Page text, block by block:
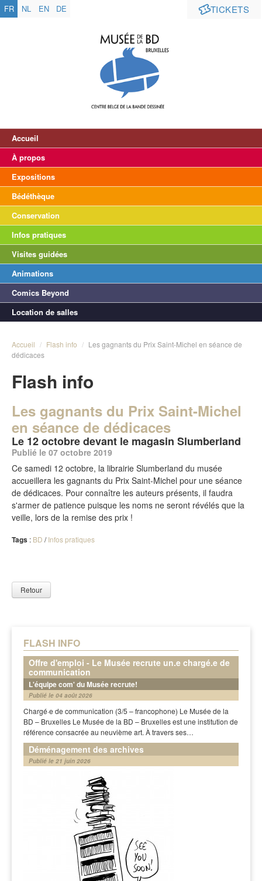
TICKETS
FR NL EN DE
Accueil
À propos
Expositions
Bédéthèque
Conservation
Infos pratiques
Visites guidées
Animations
Comics Beyond
Location de salles
FLASH INFO
Offre d'emploi - Le Musée recrute un.e chargé.e de
communication
L'équipe com' du Musée recrute!
Publié le 04 août 2026
Chargé·e de communication (3/5 – francophone) Le Musée de la
BD – Bruxelles Le Musée de la BD – Bruxelles est une institution de
référence consacrée au neuvième art. À travers ses…
Déménagement des archives
Publié le 21 juin 2026
Accueil / Flash info / Les gagnants du Prix Saint-Michel en séance de
dédicaces
Flash info
Les gagnants du Prix Saint-Michel
en séance de dédicaces
Le 12 octobre devant le magasin Slumberland
Publié le 07 octobre 2019
Ce samedi 12 octobre, la librairie Slumberland du musée
accueillera les gagnants du Prix Saint-Michel pour une séance
de dédicaces. Pour connaître les auteurs présents, il faudra
s'armer de patience puisque les noms ne seront révélés que la
veille, lors de la remise des prix !
Tags : BD /Infos pratiques
Retour